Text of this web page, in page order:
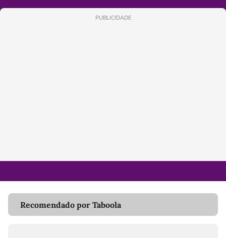
PUBLICIDADE
Recomendado por Taboola